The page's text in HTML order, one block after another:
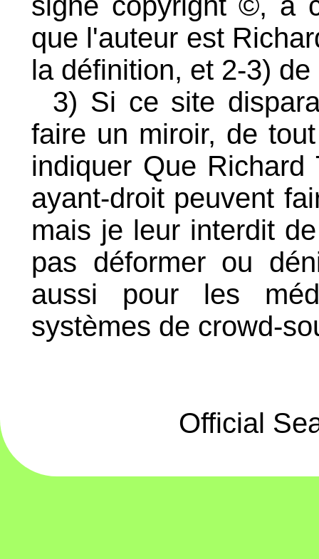
que l'auteur est
la définition, et 2-3)
3) Si ce site
faire un miroir, de
indiquer Que
ayant-droit peuvent
mais je leur interdit
pas déformer ou
aussi pour les
systèmes de crowd-
Official